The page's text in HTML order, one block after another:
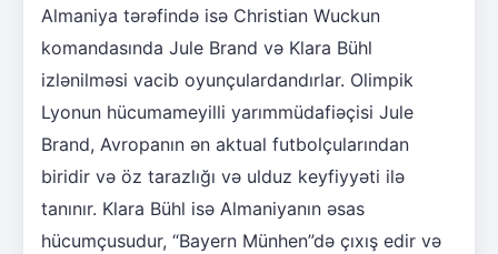
Almaniya tərəfində isə Christian Wuckun
komandasında Jule Brand və Klara Bühl
izlənilməsi vacib oyunçulardandırlar. Olimpik
Lyonun hücumameyilli yarımmüdafiəçisi Jule
Brand, Avropanın ən aktual futbolçularından
biridir və öz tarazlığı və ulduz keyfiyyəti ilə
tanınır. Klara Bühl isə Almaniyanın əsas
hücumçusudur, “Bayern Münhen”də çıxış edir və